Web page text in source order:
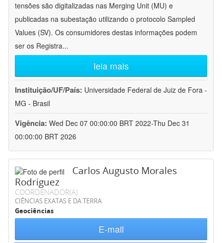
tensões são digitalizadas nas Merging Unit (MU) e
publicadas na subestação utilizando o protocolo Sampled
Values (SV). Os consumidores destas informações podem
ser os Registra...
leia mais
Instituição/UF/País: Universidade Federal de Juiz de Fora -
MG - Brasil
Vigência: Wed Dec 07 00:00:00 BRT 2022-Thu Dec 31
00:00:00 BRT 2026
Carlos Augusto Morales
Rodriguez
COORDENADOR(A)
CIÊNCIAS EXATAS E DA TERRA
Geociências
E-mail